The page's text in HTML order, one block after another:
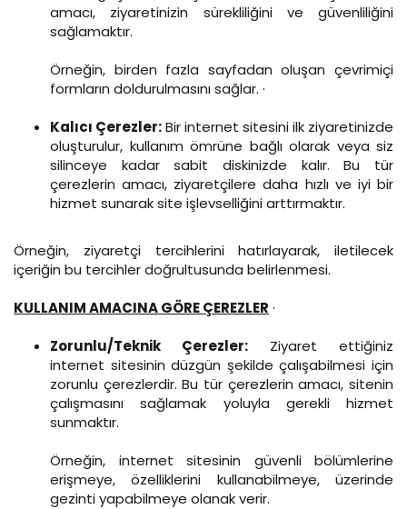
amacı, ziyaretinizin sürekliliğini ve güvenliliğini
sağlamaktır.
Örneğin, birden fazla sayfadan oluşan çevrimiçi
formların doldurulmasını sağlar. ·
Kalıcı Çerezler:Bir internet sitesini ilk ziyaretinizde
oluşturulur, kullanım ömrüne bağlı olarak veya siz
silinceye kadar sabit diskinizde kalır. Bu tür
çerezlerin amacı, ziyaretçilere daha hızlı ve iyi bir
hizmet sunarak site işlevselliğini arttırmaktır.
Örneğin, ziyaretçi tercihlerini hatırlayarak, iletilecek
içeriğin bu tercihler doğrultusunda belirlenmesi.
KULLANIM AMACINA GÖRE ÇEREZLER ·
Zorunlu/Teknik Çerezler: Ziyaret ettiğiniz
internet sitesinin düzgün şekilde çalışabilmesi için
zorunlu çerezlerdir. Bu tür çerezlerin amacı, sitenin
çalışmasını sağlamak yoluyla gerekli hizmet
sunmaktır.
Örneğin, internet sitesinin güvenli bölümlerine
erişmeye, özelliklerini kullanabilmeye, üzerinde
gezinti yapabilmeye olanak verir.